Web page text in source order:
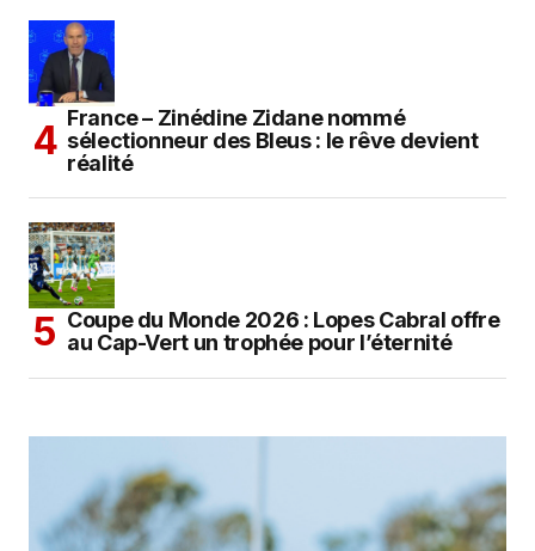
France – Zinédine Zidane nommé
sélectionneur des Bleus : le rêve devient
réalité
Coupe du Monde 2026 : Lopes Cabral offre
au Cap-Vert un trophée pour l’éternité